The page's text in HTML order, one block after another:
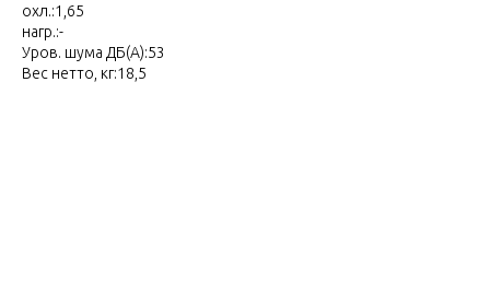
охл.:1,65
нагр.:-
Уров. шума ДБ(A):53
Вес нетто, кг:18,5